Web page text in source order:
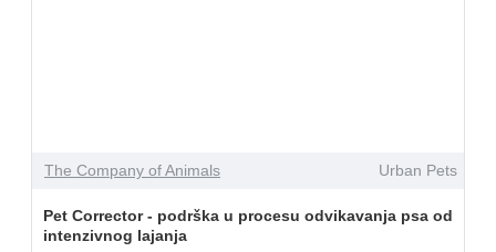
The Company of Animals Urban Pets
Pet Corrector - podrška u procesu odvikavanja psa od
intenzivnog lajanja